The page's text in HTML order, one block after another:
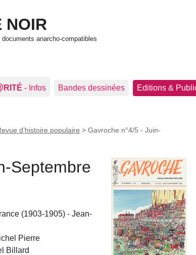
NOIR
anarcho-compatibles
RITÉ - Infos Bandes dessinées Editions &
d’histoire populaire > Gavroche n°4/5 - Juin-
Septembre
(1903-1905) - Jean-
Pierre
Billard